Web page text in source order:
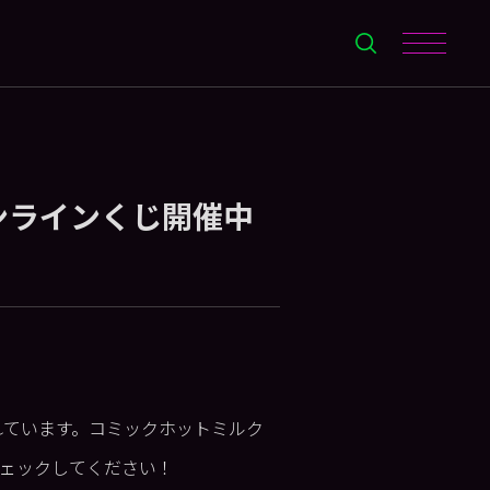
インくじ開催中
います。コミックホットミルク
ックしてください！